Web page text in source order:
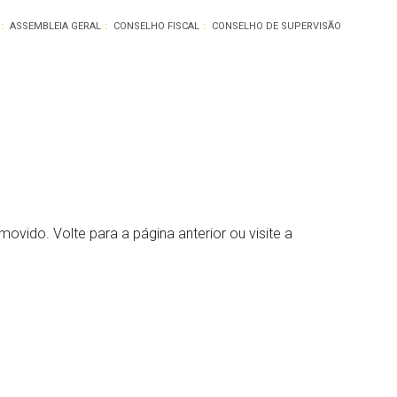
ASSEMBLEIA GERAL CONSELHO FISCAL CONSELHO DE SUPERVISÃO
Volte para a página anterior ou visite a